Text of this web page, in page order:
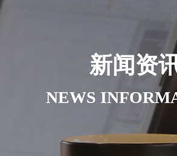
新闻资
NEWS